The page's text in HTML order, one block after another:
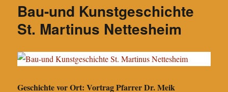
Bau-und Kunstgeschichte
St. Martinus Nettesheim
Geschichte vor Ort: Vortrag Pfarrer Dr. Meik